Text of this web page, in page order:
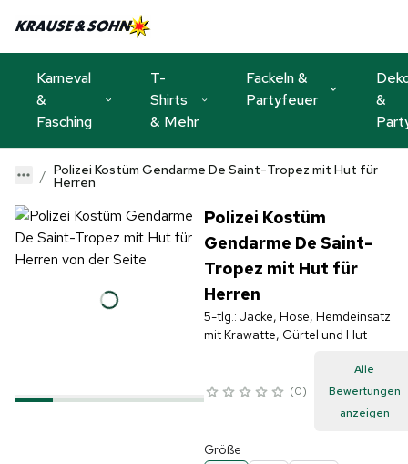
Karneval
&
Fasching
T-
Shirts
& Mehr
Fackeln &
Partyfeuer
&
Polizei Kostüm Gendarme De Saint-Tropez mit Hut für
Herren
Polizei Kostüm
Gendarme De Saint-
Tropez mit Hut für
Herren
5-tlg.: Jacke, Hose, Hemdeinsatz
mit Krawatte, Gürtel und Hut
0
Alle
Bewertungen
anzeigen
Größe